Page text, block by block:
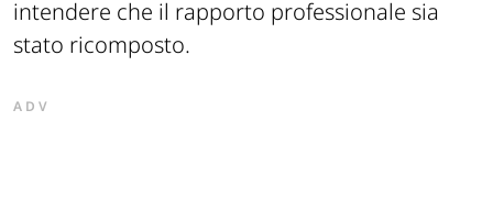
intendere che il rapporto professionale sia
stato ricomposto.
ADV